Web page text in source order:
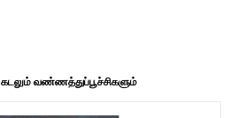
கடலும் வண்ணத்துப்பூச்சிகளும்